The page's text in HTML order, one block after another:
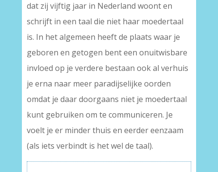
dat zij vijftig jaar in Nederland woont en
schrijft in een taal die niet haar moedertaal
is. In het algemeen heeft de plaats waar je
geboren en getogen bent een onuitwisbare
invloed op je verdere bestaan ook al verhuis
je erna naar meer paradijselijke oorden
omdat je daar doorgaans niet je moedertaal
kunt gebruiken om te communiceren. Je
voelt je er minder thuis en eerder eenzaam
(als iets verbindt is het wel de taal).